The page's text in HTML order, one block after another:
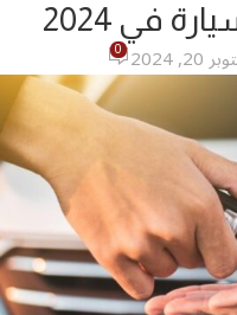
في 2024
2024
0